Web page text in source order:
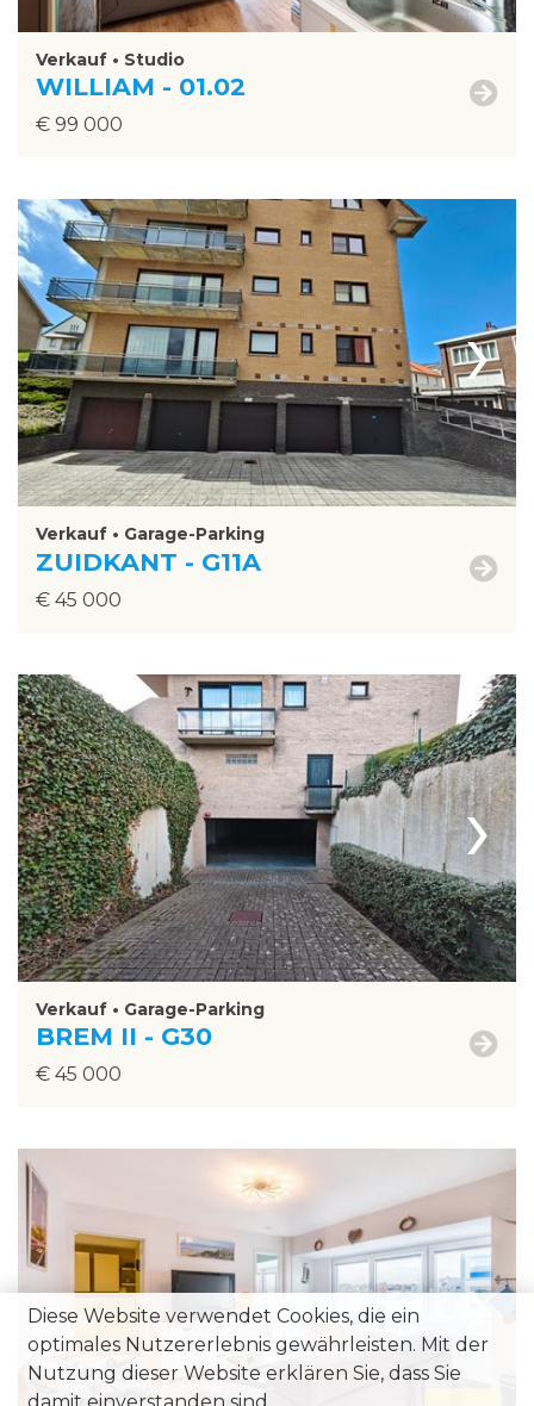
Verkauf • Studio
WILLIAM - 01.02
€ 99 000
›
Verkauf • Garage-Parking
ZUIDKANT - G11A
€ 45 000
›
Verkauf • Garage-Parking
BREM II - G30
€ 45 000
›
Diese Website verwendet Cookies, die ein
optimales Nutzererlebnis gewährleisten. Mit der
Nutzung dieser Website erklären Sie, dass Sie